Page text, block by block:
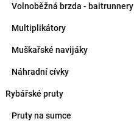
Volnoběžná brzda - baitrunnery
Multiplikátory
Muškařské navijáky
Náhradní cívky
Rybářské pruty
Pruty na sumce